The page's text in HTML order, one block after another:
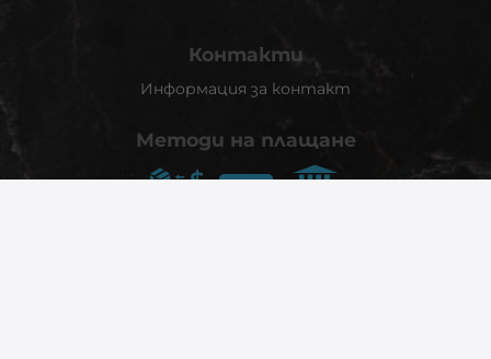
Контакти
Информация за контакт
Методи на плащане